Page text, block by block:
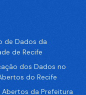
de Dados da
de Recife
dos Dados no
do Recife
da Prefeitura